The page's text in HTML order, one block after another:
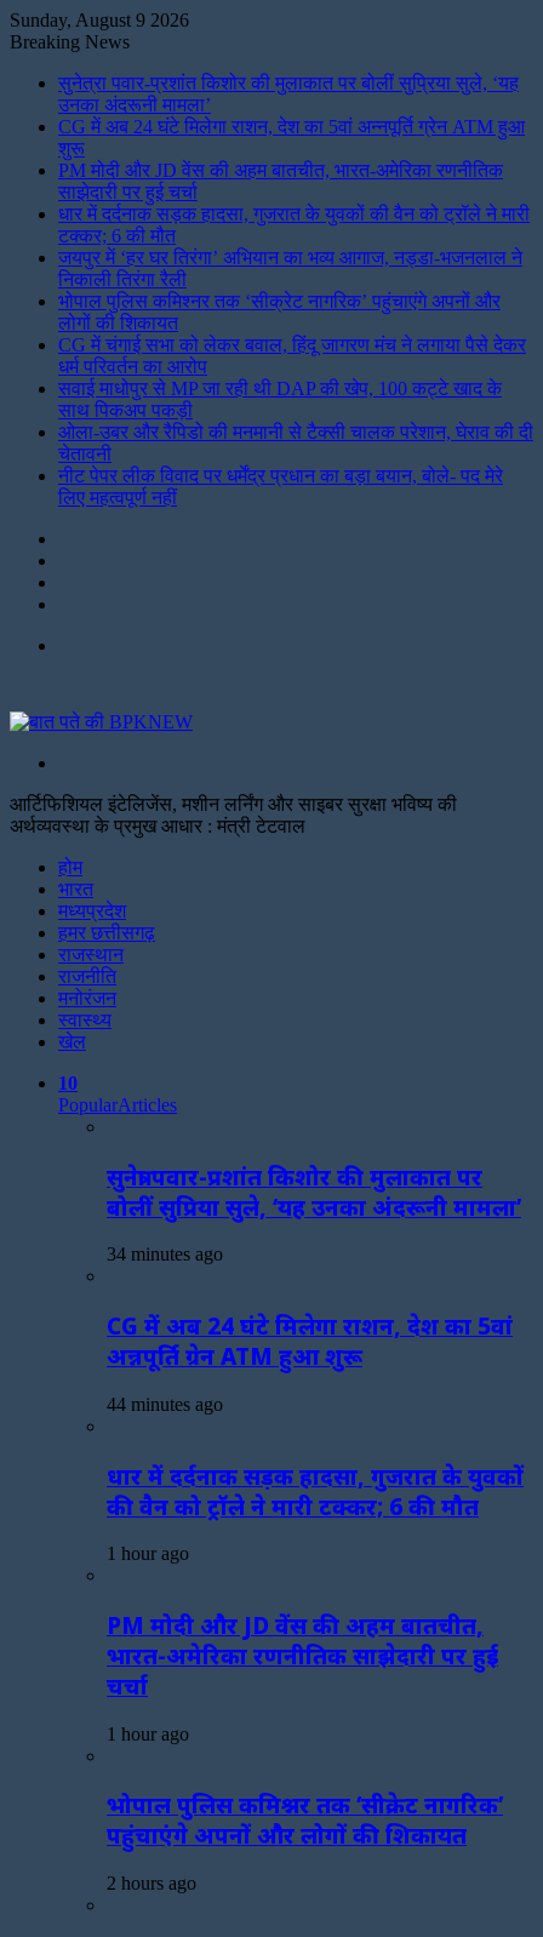
Sunday, August 9 2026
Breaking News
सुनेत्रा पवार-प्रशांत किशोर की मुलाकात पर बोलीं सुप्रिया सुले, ‘यह
उनका अंदरूनी मामला’
CG में अब 24 घंटे मिलेगा राशन, देश का 5वां अन्नपूर्ति ग्रेन ATM हुआ
शुरू
PM मोदी और JD वेंस की अहम बातचीत, भारत-अमेरिका रणनीतिक
साझेदारी पर हुई चर्चा
धार में दर्दनाक सड़क हादसा, गुजरात के युवकों की वैन को ट्रॉले ने मारी
टक्कर; 6 की मौत
जयपुर में ‘हर घर तिरंगा’ अभियान का भव्य आगाज, नड्डा-भजनलाल ने
निकाली तिरंगा रैली
भोपाल पुलिस कमिश्नर तक ‘सीक्रेट नागरिक’ पहुंचाएंगे अपनों और
लोगों की शिकायत
CG में चंगाई सभा को लेकर बवाल, हिंदू जागरण मंच ने लगाया पैसे देकर
धर्म परिवर्तन का आरोप
सवाई माधोपुर से MP जा रही थी DAP की खेप, 100 कट्टे खाद के
साथ पिकअप पकड़ी
ओला-उबर और रैपिडो की मनमानी से टैक्सी चालक परेशान, घेराव की दी
चेतावनी
नीट पेपर लीक विवाद पर धर्मेंद्र प्रधान का बड़ा बयान, बोले- पद मेरे
लिए महत्वपूर्ण नहीं
आर्टिफिशियल इंटेलिजेंस, मशीन लर्निंग और साइबर सुरक्षा भविष्य की
अर्थव्यवस्था के प्रमुख आधार : मंत्री टेटवाल
होम
भारत
मध्यप्रदेश
हमर छत्तीसगढ़
राजस्थान
राजनीति
मनोरंजन
स्वास्थ्य
खेल
10
PopularArticles
सुनेत्रा पवार-प्रशांत किशोर की मुलाकात पर
बोलीं सुप्रिया सुले, ‘यह उनका अंदरूनी मामला’
34 minutes ago
CG में अब 24 घंटे मिलेगा राशन, देश का 5वां
अन्नपूर्ति ग्रेन ATM हुआ शुरू
44 minutes ago
धार में दर्दनाक सड़क हादसा, गुजरात के युवकों
की वैन को ट्रॉले ने मारी टक्कर; 6 की मौत
1 hour ago
PM मोदी और JD वेंस की अहम बातचीत,
भारत-अमेरिका रणनीतिक साझेदारी पर हुई
चर्चा
1 hour ago
भोपाल पुलिस कमिश्नर तक ‘सीक्रेट नागरिक’
पहुंचाएंगे अपनों और लोगों की शिकायत
2 hours ago